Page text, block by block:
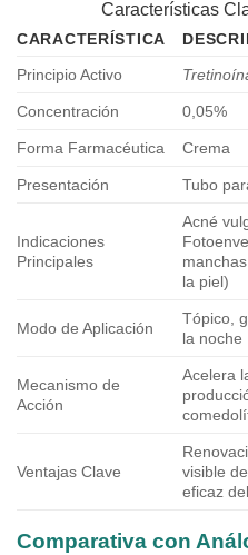
Características
CARACTERÍSTICA
Principio Activo
Concentración 0,05%
Forma Farmacéutica Crema
Presentación Tubo
Indicaciones
Principales
Acné
la piel)
Modo de Aplicación
Tópico,
la noche
Mecanismo de
Acción
Acelera
Ventajas Clave
visible
eficaz
Comparativa con